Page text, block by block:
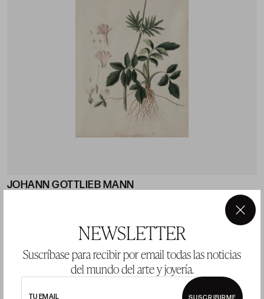
NEWSLETTER
Suscríbase para recibir por email todas las noticias
del mundo del arte y joyería.
TU EMAIL SUSCRIBIRME
×
JOHANN GOTTLIEB MANN
Precio salida 90 €